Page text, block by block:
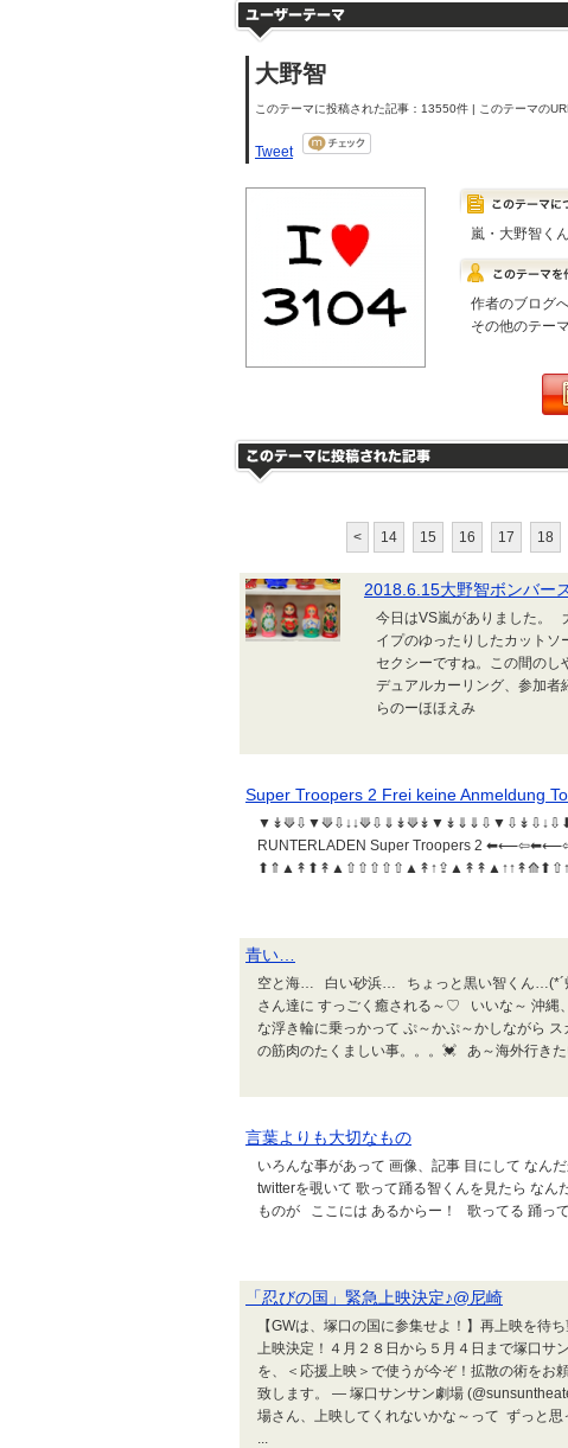
大野智
このテーマに投稿された記事：13550件 | このテーマの
Tweet
嵐・大野智く
作者のブログへ
その他のテーマ
< 14 15 16 17 18
2018.6.15大野智ボンバー
今日はVS嵐がありました。
イプのゆったりしたカットソ
セクシーですね。この間の
デュアルカーリング、参加者
らのーほほえみ
Super Troopers 2 Frei keine Anmeldung
RUNTERLADEN Super Troopers 2
青い…
空と海… 白い砂浜… ちょっと黒い智くん…(*´
さん達に すっごく癒される～♡ いいな～ 沖縄
な浮き輪に乗っかって ぷ～かぷ～かしながら
の筋肉のたくましい事。。。💓 あ～海外行き
言葉よりも大切なもの
いろんな事があって 画像、記事 目にして なん
twitterを覗いて 歌って踊る智くんを見たら な
ものが ここには あるからー！ 歌ってる 踊っ
「忍びの国」緊急上映決定♪@尼崎
【GWは、塚口の国に参集せよ！】再上映を待
上映決定！４月２８日から５月４日まで塚口サ
を、＜応援上映＞で使うが今ぞ！拡散の術を
致します。 — 塚口サンサン劇場
場さん、上映してくれないかな～って ずっと
...